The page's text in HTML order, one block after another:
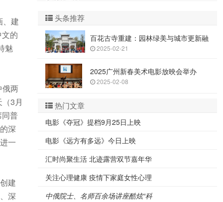
、建
的
魅
俄两
3月
普
深
一
建
深
头条推荐
百花古寺重建：园林绿美与城市更新融
2025-02-21
2025广州新春美术电影放映会举办
2025-02-08
热门文章
电影《夺冠》提档9月25日上映
电影《远方有多远》今日上映
汇时尚聚生活 北迹露营双节嘉年华
关注心理健康 疫情下家庭女性心理
中俄院士、名师百余场讲座酷炫“科